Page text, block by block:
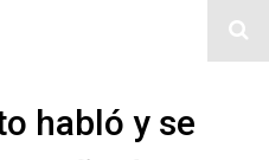
habló y se